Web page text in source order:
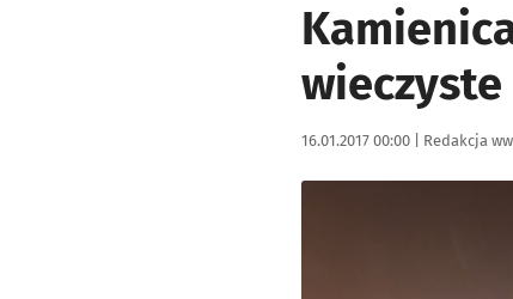
wieczyste
Data publikacji:
16.01.2017 00:00 | Autor:
Redakcja